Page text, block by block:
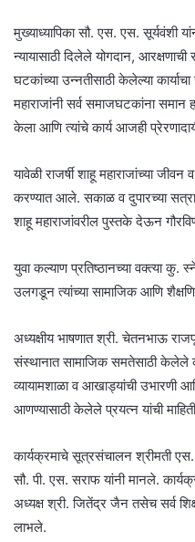
मुख्याध्यापिका सौ. एस. एस. सूर्यवंशी
न्यायासाठी दिलेले योगदान,
घटकांच्या उन्नतीसाठी केलेल्या
महाराजांनी सर्व समाजघटकांना
केला आणि त्यांचे कार्य आजही
यावेळी राजर्षी शाहू महाराजांच्या
करण्यात आले. सकाळ व दुपारच्या
शाहू महाराजांवरील पुस्तके देऊन
युवा कल्याण प्रतिष्ठानच्या वक्त्या कु.
उलगडून त्यांच्या सामाजिक आणि
अध्यक्षीय भाषणात श्री. चेतनभाऊ
संस्थानात सामाजिक समतेसाठी केलेले
व्यायामशाळा व आखाड्यांची उभारणी
आणण्यासाठी केलेले प्रयत्न यांची
कार्यक्रमाचे सूत्रसंचालन श्रीमती
सौ. पी. एस. सराफ यांनी मानले.
अध्यक्ष श्री. जितेंद्र जैन तसेच सर्व
लाभले.